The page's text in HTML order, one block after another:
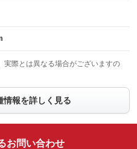
：装備なし
フロントカメラ
：装備あり
：装備あり
ルーフレール
：装備なし
際とは異なる場合がございますの
情報を詳しく見る
お問い合わせ